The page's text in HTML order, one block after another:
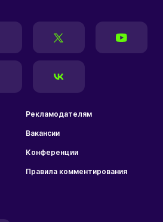
Рекламодателям
Вакансии
Конференции
Правила комментирования